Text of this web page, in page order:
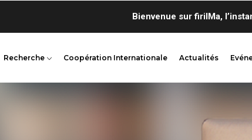
Bienvenue sur firilMa,
Recherche Coopération Internationale Actualités